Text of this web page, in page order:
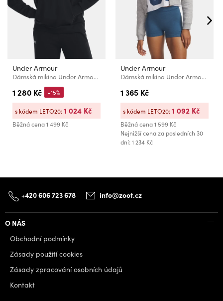
Under Armour
Dámská mikina Under Armour UA Rival Fleece Big Logo Hdy
1 280 Kč
Běžná cena1 499 Kč
-15%
s kódem LETO20:1 024 Kč
Under Armour
Dámská mikina Under Armour UA Icon Fleece Nov FZ
1 365 Kč
Běžná cena1 599 Kč
Nejnižší cena za posledních 30
dní: 1 234 Kč
s kódem LETO20:1 092 Kč
+420 606 723 678 info@zoot.cz
O NÁS
Obchodní podmínky
Zásady použití cookies
Zásady zpracování osobních údajů
Kontakt